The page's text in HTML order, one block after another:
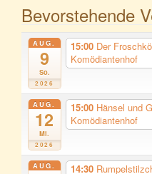
Bevorstehende
AUG.
9
So.
2026
15:00 Der
Komödiantenhof
AUG.
12
Mi.
2026
15:00 Hänsel und
Komödiantenhof
AUG. 14:30